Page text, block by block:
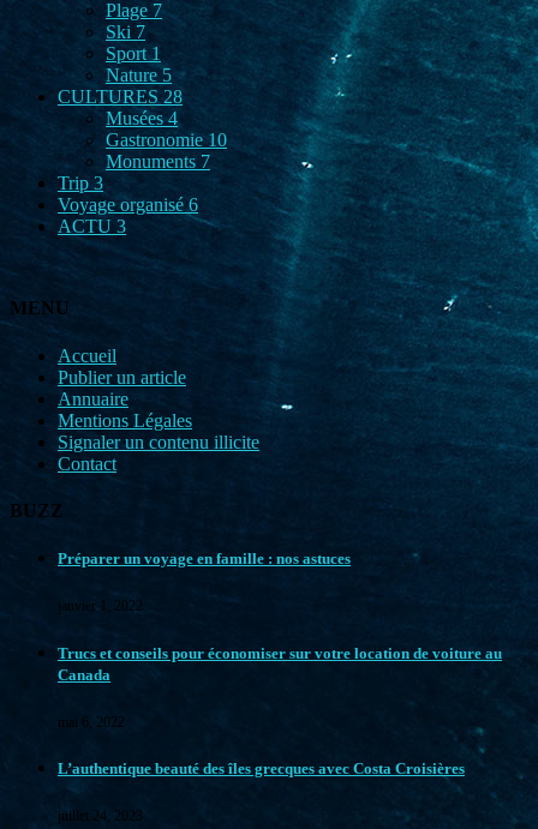
Plage 7
Ski 7
Sport 1
Nature 5
CULTURES 28
Musées4
Gastronomie10
Monuments 7
Trip 3
Voyage organisé 6
ACTU 3
MENU
Accueil
Publier un article
Annuaire
Mentions Légales
Signaler un contenu illicite
Contact
BUZZ
Préparer un voyage en famille : nos astuces
janvier 1, 2022
Trucs et conseils pour économiser sur votre location de voiture au
Canada
mai 6, 2022
L’authentique beauté des îles grecques avec Costa Croisières
juillet 24, 2023